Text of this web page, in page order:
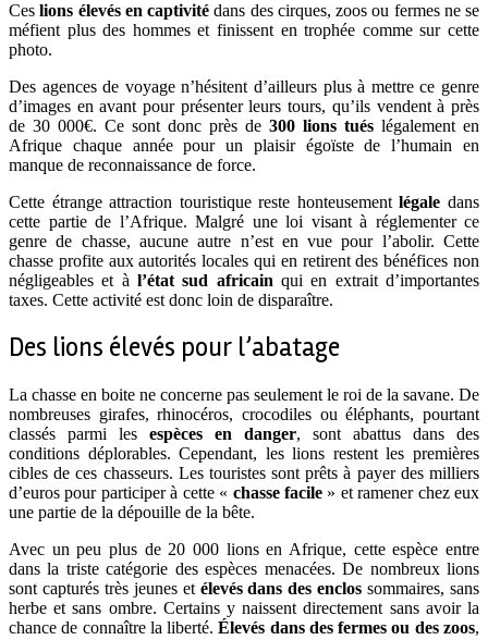
Ceslions élevés en captivité dans des cirques, zoos ou fermes ne se
méfient plus des hommes et finissent en trophée comme sur cette
photo.
Des agences de voyage n’hésitent d’ailleurs plus à mettre ce genre
d’images en avant pour présenter leurs tours, qu’ils vendent à près
de 30 000€. Ce sont donc près de 300 lions tués légalement en
Afrique chaque année pour un plaisir égoïste de l’humain en
manque de reconnaissance de force.
Cette étrange attraction touristique reste honteusementlégale dans
cette partie de l’Afrique. Malgré une loi visant à réglementer ce
genre de chasse, aucune autre n’est en vue pour l’abolir. Cette
chasse profite aux autorités locales qui en retirent des bénéfices non
négligeables et à l’état sud africainqui en extrait d’importantes
taxes. Cette activité est donc loin de disparaître.
Des lions élevés pour l’abatage
La chasse en boite ne concerne pas seulement le roi de la savane. De
nombreuses girafes, rhinocéros, crocodiles ou éléphants, pourtant
classés parmi les espèces en danger, sont abattus dans des
conditions déplorables. Cependant, les lions restent les premières
cibles de ces chasseurs. Les touristes sont prêts à payer des milliers
d’euros pour participer à cette « chasse facile» et ramener chez eux
une partie de la dépouille de la bête.
Avec un peu plus de 20 000 lions en Afrique, cette espèce entre
dans la triste catégorie des espèces menacées. De nombreux lions
sont capturés très jeunes et élevés dans des enclossommaires, sans
herbe et sans ombre. Certains y naissent directement sans avoir la
chance de connaître la liberté.Élevés dans des fermes ou des zoos,